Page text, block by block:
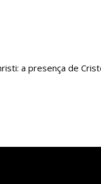
a presença de